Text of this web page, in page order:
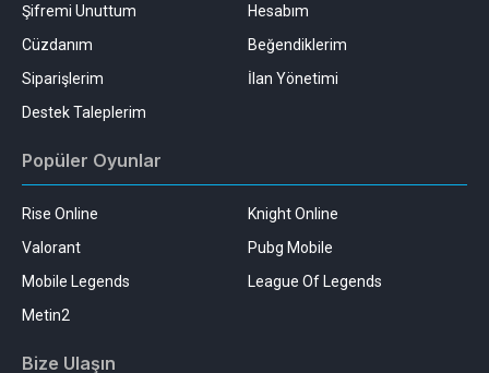
Şifremi Unuttum
Hesabım
Cüzdanım
Beğendiklerim
Siparişlerim
İlan Yönetimi
Destek Taleplerim
Popüler Oyunlar
Rise Online
Knight Online
Valorant
Pubg Mobile
Mobile Legends
League Of Legends
Metin2
Bize Ulaşın